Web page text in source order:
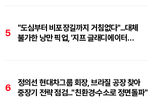
5
"도심부터 비포장길까지 거침없다"...대체
불가한 낭만 픽업, '지프 글래디에이터
6
정의선 현대차그룹 회장, 브라질 공장 찾아
중장기 전략 점검..."친환경·수소로 정면돌파"